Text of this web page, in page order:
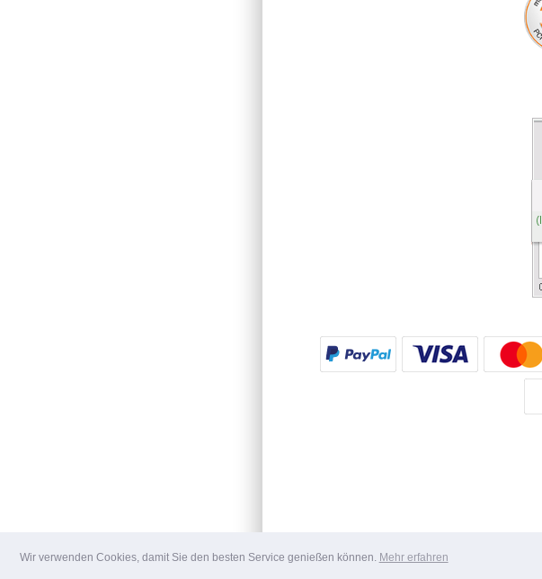
Wir verwenden Cookies, damit Sie den besten Service genießen können. Mehr erfahren